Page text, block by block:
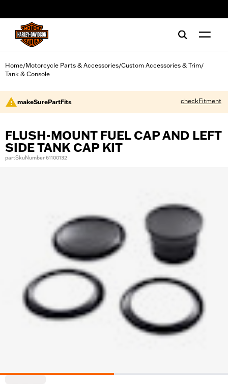
Home/Motorcycle Parts & Accessories/Custom Accessories & Trim/
Tank & Console
makeSurePartFits checkFitment
FLUSH-MOUNT FUEL CAP AND LEFT
SIDE TANK CAP KIT
partSkuNumber 61100132